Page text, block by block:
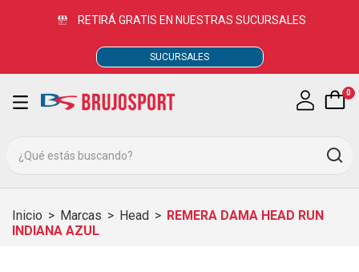
RETIRÁ GRATIS EN NUESTRAS SUCURSALES
SUCURSALES
0
Inicio > Marcas > Head > REMERA DAMA HEAD RUN
INDIANA AZUL